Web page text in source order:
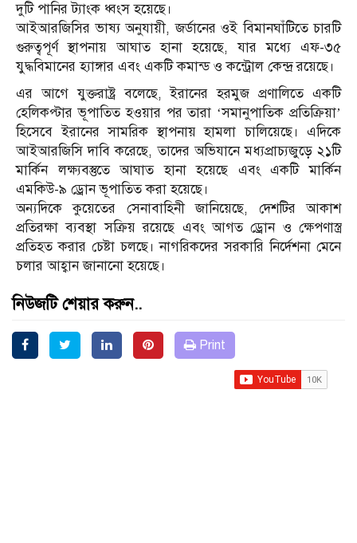
দুটি পানির ট্যাংক ধ্বংস হয়েছে।
আইআরজিসির ভাষ্য অনুযায়ী, জর্ডানের ওই বিমানঘাঁটিতে চারটি
গুরুত্বপূর্ণ স্থাপনায় আঘাত হানা হয়েছে, যার মধ্যে এফ-৩৫
যুদ্ধবিমানের হ্যাঙ্গার এবং একটি কমান্ড ও কন্ট্রোল কেন্দ্র রয়েছে।
এর আগে যুক্তরাষ্ট্র বলেছে, ইরানের হরমুজ প্রণালিতে একটি
হেলিকপ্টার ভূপাতিত হওয়ার পর তারা ‘সমানুপাতিক প্রতিক্রিয়া’
হিসেবে ইরানের সামরিক স্থাপনায় হামলা চালিয়েছে। এদিকে
আইআরজিসি দাবি করেছে, তাদের অভিযানে মধ্যপ্রাচ্যজুড়ে ২১টি
মার্কিন লক্ষ্যবস্তুতে আঘাত হানা হয়েছে এবং একটি মার্কিন
এমকিউ-৯ ড্রোন ভূপাতিত করা হয়েছে।
অন্যদিকে কুয়েতের সেনাবাহিনী জানিয়েছে, দেশটির আকাশ
প্রতিরক্ষা ব্যবস্থা সক্রিয় রয়েছে এবং আগত ড্রোন ও ক্ষেপণাস্ত্র
প্রতিহত করার চেষ্টা চলছে। নাগরিকদের সরকারি নির্দেশনা মেনে
চলার আহ্বান জানানো হয়েছে।
নিউজটি শেয়ার করুন..
Print